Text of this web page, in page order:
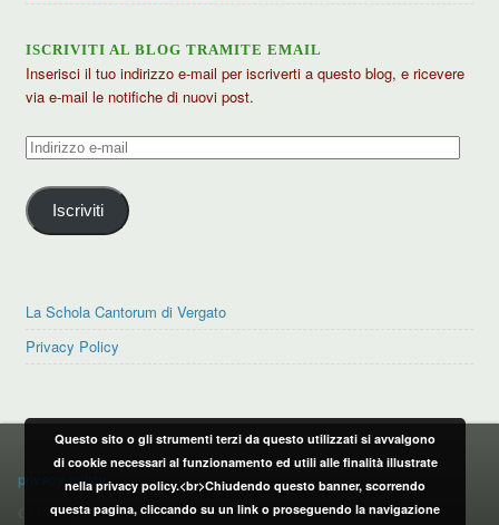
ISCRIVITI AL BLOG TRAMITE EMAIL
Inserisci il tuo indirizzo e-mail per iscriverti a questo blog, e ricevere
via e-mail le notifiche di nuovi post.
Indirizzo
mail
Iscriviti
La Schola Cantorum di Vergato
Privacy Policy
PRIVACY POLICY
privacy policy
CONTATTI:
Questo sito o gli strumenti terzi da questo utilizzati si avvalgono
di cookie necessari al funzionamento ed utili alle finalità illustrate
nella privacy policy.<br>Chiudendo questo banner, scorrendo
questa pagina, cliccando su un link o proseguendo la navigazione